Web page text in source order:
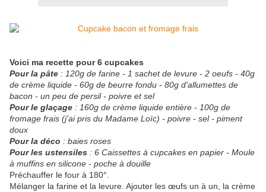
Voici ma recette pour 6 cupcakes
Pour la pâte : 120g de farine - 1 sachet de levure - 2 oeufs - 40g
de crème liquide - 60g de beurre fondu - 80g d'allumettes de
bacon - un peu de persil - poivre et sel
Pour le glaçage : 160g de crème liquide entière - 100g de
fromage frais (j'ai pris du Madame Loïc) - poivre - sel - piment
doux
Pour la déco : baies roses
Pour les ustensiles : 6 Caissettes à cupcakes en papier - Moule
à muffins en silicone - poche à douille
Préchauffer le four à 180°.
Mélanger la farine et la levure. Ajouter les œufs un à un, la crème